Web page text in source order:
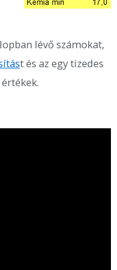
lévő számokat,
t és az egy tizedes